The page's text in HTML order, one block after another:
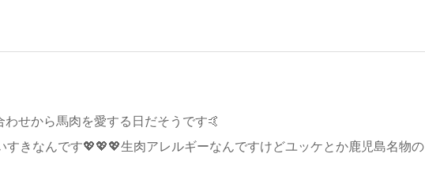
せから馬肉を愛する日だそうです🤙
すきなんです💖💖💖生肉アレルギーなんですけどユッケとか鹿児島名物の